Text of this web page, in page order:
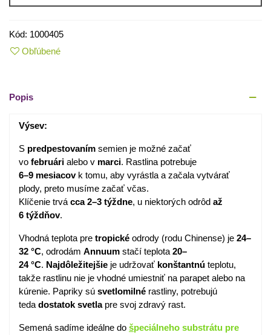
Kód: 1000405
Obľúbené
Popis
Výsev:
S predpestovaním semien je možné začať
vo februári alebo v marci. Rastlina potrebuje
6–9 mesiacovk tomu, aby vyrástla a začala vytvárať
plody, preto musíme začať včas.
Klíčenie trvá cca 2–3 týždne, u niektorých odrôd až
6 týždňov.
Vhodná teplota pre tropické odrody (rodu Chinense) je 24–
32 °C, odrodám Annuum stačí teplota 20–
24 °C. Najdôležitejšie je udržovať konštantnú teplotu,
takže rastlinu nie je vhodné umiestniť na parapet alebo na
kúrenie. Papriky sú svetlomilné rastliny, potrebujú
teda dostatok svetlapre svoj zdravý rast.
Semená sadíme ideálne do špeciálneho substrátu pre